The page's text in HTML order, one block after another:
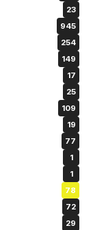
23
945
254
149
17
25
109
19
77
1
1
78
72
29